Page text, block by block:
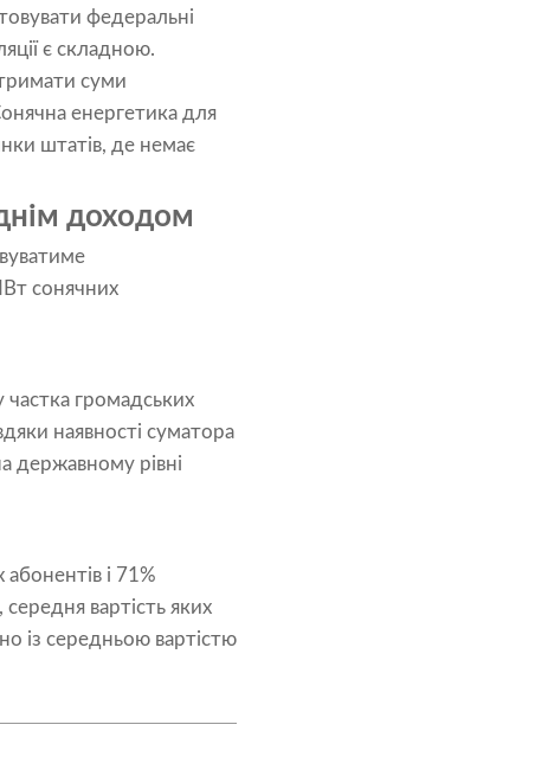
федеральні
є складною.
суми
енергетика для
штатів, де немає
доходом
сонячних
громадських
наявності суматора
державному рівні
і 71%
вартість яких
із середньою вартістю